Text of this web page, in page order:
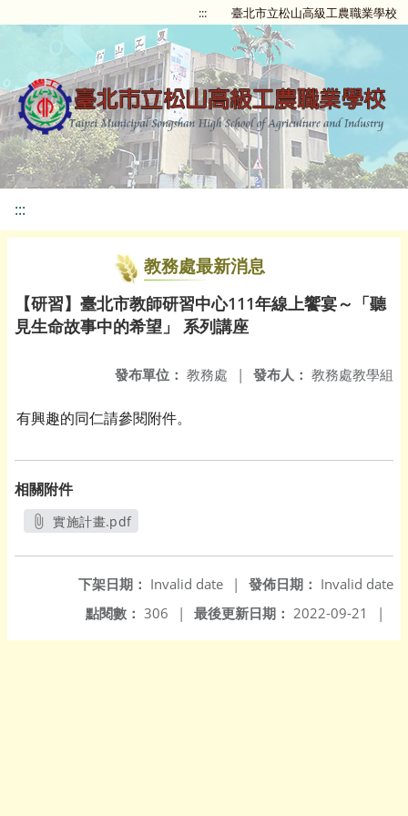
::: 臺北市立松山高級工農職業學校
:::
教務處最新消息
【研習】臺北市教師研習中心111年線上饗宴～「聽
見生命故事中的希望」 系列講座
發布人： 教務處教學組
發布單位： 教務處 |
有興趣的同仁請參閱附件。
相關附件
實施計畫.pdf
發佈日期： Invalid date
下架日期： Invalid date
|
最後更新日期： 2022-09-21 |
點閱數： 306 |